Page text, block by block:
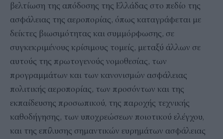
βελτίωση της απόδοσης της Ελλάδας στο πεδίο της
ασφάλειας της αεροπορίας, όπως καταγράφεται με
δείκτες βιωσιμότητας και συμμόρφωσης, σε
συγκεκριμένους κρίσιμους τομείς, μεταξύ άλλων σε
αυτούς της πρωτογενούς νομοθεσίας, των
προγραμμάτων και των κανονισμών ασφάλειας
πολιτικής αεροπορίας, των προσόντων και της
εκπαίδευσης προσωπικού, της παροχής τεχνικής
καθοδήγησης, των υποχρεώσεων ποιοτικού ελέγχου,
και της επίλυσης σημαντικών ευρημάτων ασφάλειας